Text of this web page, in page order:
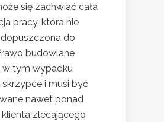
się zachwiać cała
pracy, która nie
do
budowlane
tym wypadku
i musi być
nawet ponad
zlecającego